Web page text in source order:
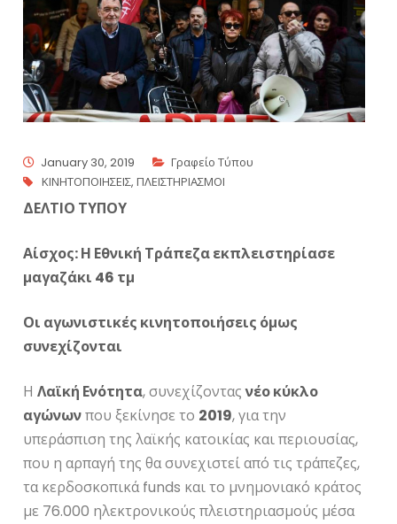
January 30, 2019
Γραφείο Τύπου
ΚΙΝΗΤΟΠΟΙΗΣΕΙΣ,ΠΛΕΙΣΤΗΡΙΑΣΜΟΙ
ΔΕΛΤΙΟ ΤΥΠΟΥ
Αίσχος: Η Εθνική Τράπεζα εκπλειστηρίασε
μαγαζάκι 46 τμ
Οι αγωνιστικές κινητοποιήσεις όμως
συνεχίζονται
ΗΛαϊκή Ενότητα, συνεχίζονταςνέο κύκλο
αγώνωνπου ξεκίνησε το 2019, για την
υπεράσπιση της λαϊκής κατοικίας και περιουσίας,
που η αρπαγή της θα συνεχιστεί από τις τράπεζες,
τα κερδοσκοπικά funds και το μνημονιακό κράτος
με 76.000 ηλεκτρονικούς πλειστηριασμούς μέσα